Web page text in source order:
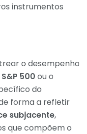
instrumentos
o desempenho
S&P 500 ou o
do
forma a refletir
subjacente,
que compõem o